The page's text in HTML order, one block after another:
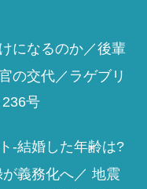
になるのか／後輩
の交代／ラゲブリ
号
-結婚した年齢は?
義務化へ／ 地震